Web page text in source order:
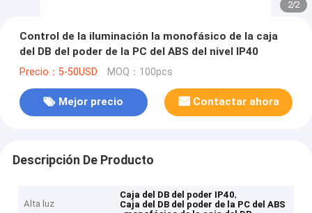
2/2
Control de la iluminación la monofásico de la caja
del DB del poder de la PC del ABS del nivel IP40
Precio：5-50USD MOQ：100pcs
Mejor precio Contactar ahora
Descripción De Producto
Alta luz
Caja del DB del poder IP40,
Caja del DB del poder de la PC del ABS